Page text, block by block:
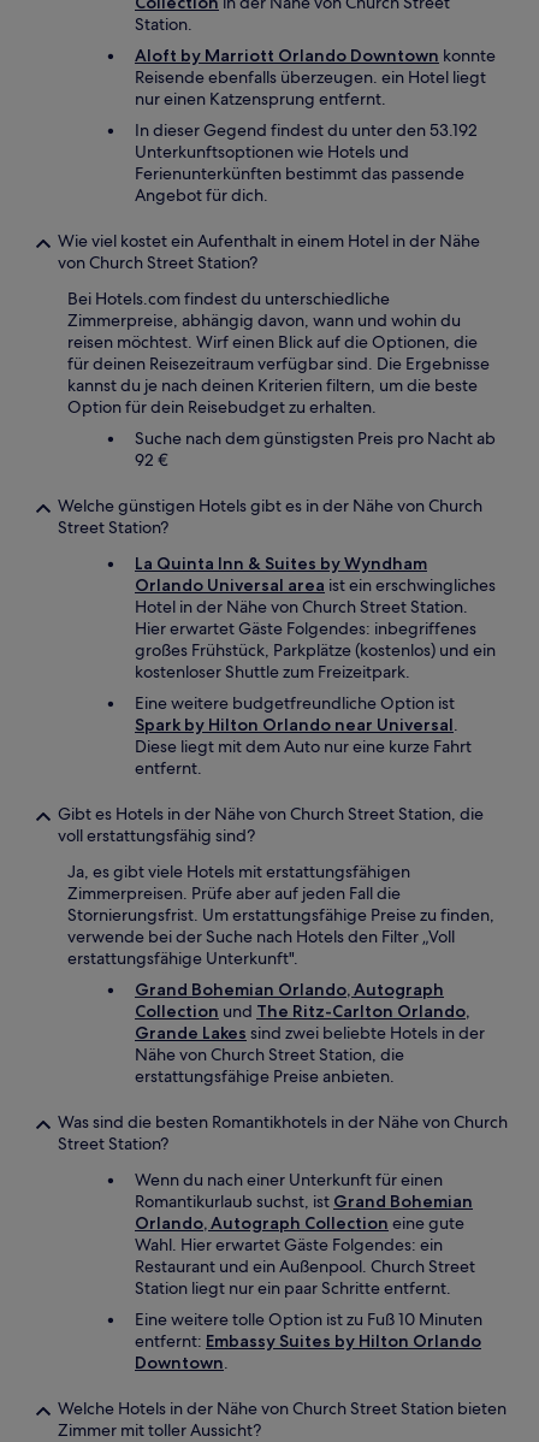
Station.
Aloft by Marriott Orlando Downtown konnte
Reisende ebenfalls überzeugen. ein Hotel liegt
nur einen Katzensprung entfernt.
In dieser Gegend findest du unter den 53.192
Unterkunftsoptionen wie Hotels und
Ferienunterkünften bestimmt das passende
Angebot für dich.
Wie viel kostet ein Aufenthalt in einem Hotel in der Nähe
von Church Street Station?
Bei Hotels.com findest du unterschiedliche
Zimmerpreise, abhängig davon, wann und wohin du
reisen möchtest. Wirf einen Blick auf die Optionen, die
für deinen Reisezeitraum verfügbar sind. Die Ergebnisse
kannst du je nach deinen Kriterien filtern, um die beste
Option für dein Reisebudget zu erhalten.
Suche nach dem günstigsten Preis pro Nacht ab
92 €
Welche günstigen Hotels gibt es in der Nähe von Church
Street Station?
La Quinta Inn & Suites by Wyndham
Orlando Universal area ist ein erschwingliches
Hotel in der Nähe von Church Street Station.
Hier erwartet Gäste Folgendes: inbegriffenes
großes Frühstück, Parkplätze (kostenlos) und ein
kostenloser Shuttle zum Freizeitpark.
Eine weitere budgetfreundliche Option ist
Spark by Hilton Orlando near Universal.
Diese liegt mit dem Auto nur eine kurze Fahrt
entfernt.
Gibt es Hotels in der Nähe von Church Street Station, die
voll erstattungsfähig sind?
Ja, es gibt viele Hotels mit erstattungsfähigen
Zimmerpreisen. Prüfe aber auf jeden Fall die
Stornierungsfrist. Um erstattungsfähige Preise zu finden,
verwende bei der Suche nach Hotels den Filter „Voll
erstattungsfähige Unterkunft".
Grand Bohemian Orlando, Autograph
Collection und The Ritz-Carlton Orlando,
Grande Lakes sind zwei beliebte Hotels in der
Nähe von Church Street Station, die
erstattungsfähige Preise anbieten.
Was sind die besten Romantikhotels in der Nähe von Church
Street Station?
Wenn du nach einer Unterkunft für einen
Romantikurlaub suchst, ist Grand Bohemian
Orlando, Autograph Collection eine gute
Wahl. Hier erwartet Gäste Folgendes: ein
Restaurant und ein Außenpool. Church Street
Station liegt nur ein paar Schritte entfernt.
Eine weitere tolle Option ist zu Fuß 10 Minuten
entfernt: Embassy Suites by Hilton Orlando
Downtown.
Welche Hotels in der Nähe von Church Street Station bieten
Zimmer mit toller Aussicht?